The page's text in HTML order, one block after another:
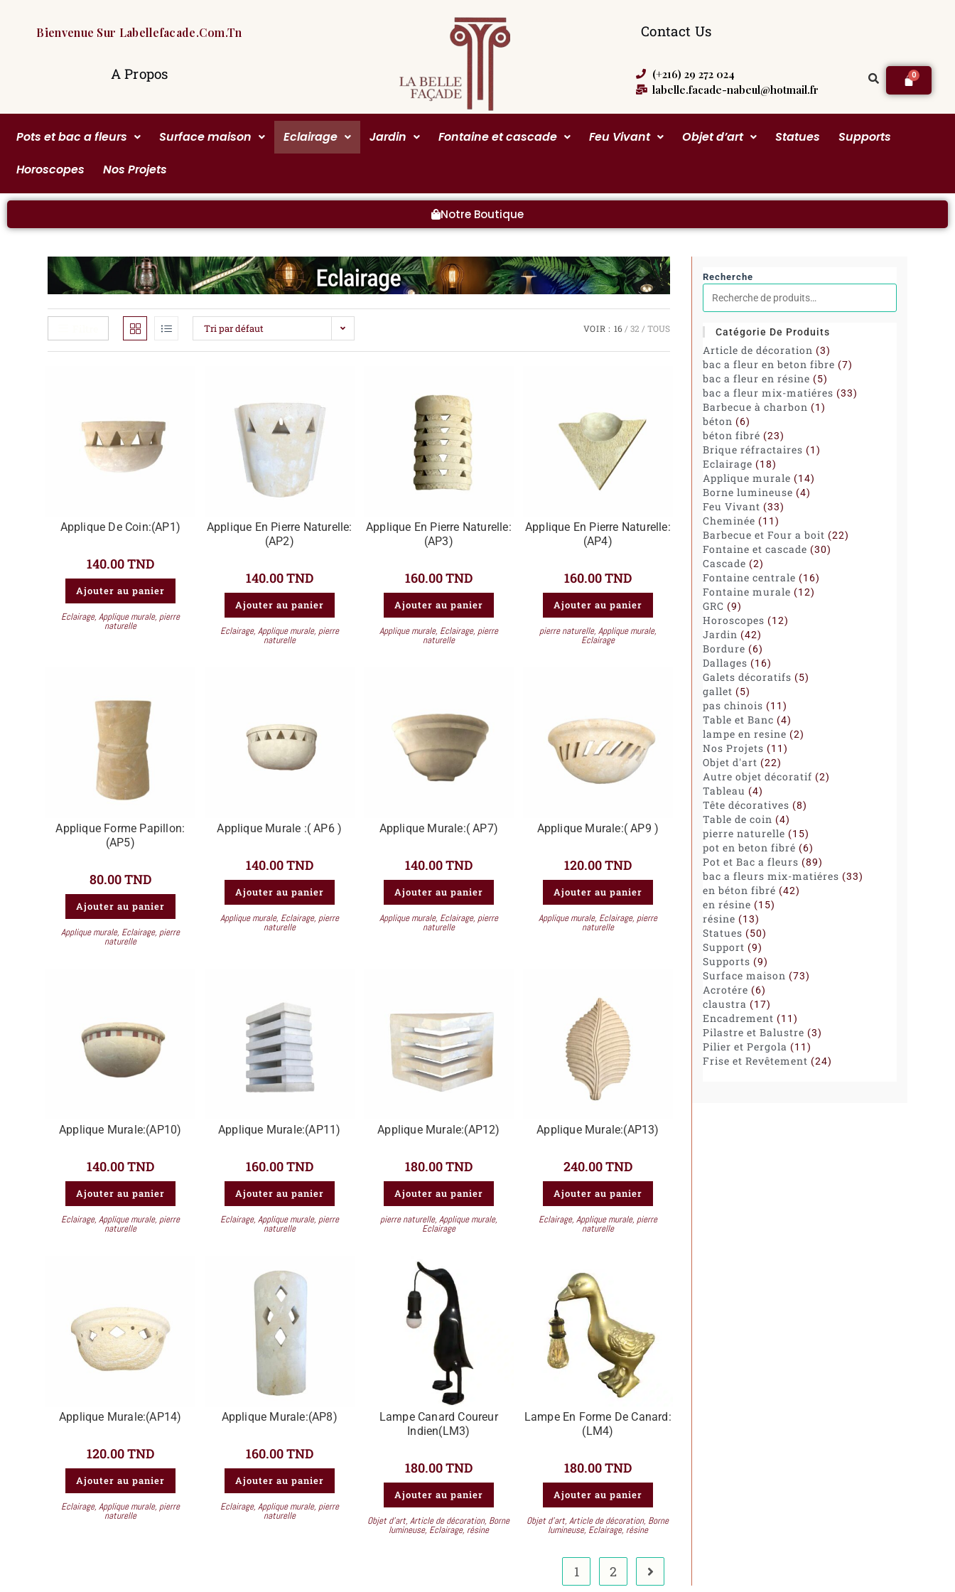
Bienvenue Sur Labellefacade.com.tn
A Propos
Contact Us
(+216) 29 272 024
labelle.facade-nabeul@hotmail.fr
Pots et bac a fleurs Surface maison Eclairage Jardin Fontaine et cascade Feu Vivant Objet d’art Statues
Supports
Horoscopes
Nos Projets
Notre Boutique
Tri par défaut VOIR : 16 32 TOUS
Applique De Coin:(AP1)
140.00TND
Ajouter au panier
Eclairage, Applique murale, pierre
naturelle
Applique En Pierre Naturelle:
(AP2)
140.00TND
Ajouter au panier
Eclairage, Applique murale, pierre
naturelle
Applique En Pierre Naturelle:
(AP3)
160.00TND
Ajouter au panier
Applique murale, Eclairage, pierre
naturelle
Applique En Pierre Naturelle:
(AP4)
160.00TND
Ajouter au panier
pierre naturelle, Applique murale,
Eclairage
Applique Forme Papillon:
(AP5)
80.00TND
Ajouter au panier
Applique murale, Eclairage, pierre
naturelle
Applique Murale :( AP6 )
140.00TND
Ajouter au panier
Applique murale, Eclairage, pierre
naturelle
Applique Murale:( AP7)
140.00TND
Ajouter au panier
Applique murale, Eclairage, pierre
naturelle
Applique Murale:( AP9 )
120.00TND
Ajouter au panier
Applique murale, Eclairage, pierre
naturelle
Applique Murale:(AP10)
140.00TND
Ajouter au panier
Eclairage, Applique murale, pierre
naturelle
Applique Murale:(AP11)
160.00TND
Ajouter au panier
Eclairage, Applique murale, pierre
naturelle
Applique Murale:(AP12)
180.00TND
Ajouter au panier
pierre naturelle, Applique murale,
Eclairage
Applique Murale:(AP13)
240.00TND
Ajouter au panier
Eclairage, Applique murale, pierre
naturelle
Applique Murale:(AP14)
120.00TND
Ajouter au panier
Eclairage, Applique murale, pierre
naturelle
Applique Murale:(AP8)
160.00TND
Ajouter au panier
Eclairage, Applique murale, pierre
naturelle
Lampe Canard Coureur
Indien(LM3)
180.00TND
Ajouter au panier
Objet d'art,Article de décoration, Borne
lumineuse, Eclairage, résine
Lampe En Forme De Canard:
(LM4)
180.00TND
Ajouter au panier
Objet d'art,Article de décoration, Borne
lumineuse, Eclairage, résine
1 2
Recherche
Catégorie De Produits
Article de décoration 3
bac a fleur en beton fibre 7
bac a fleur en résine 5
bac a fleur mix-matiéres 33
Barbecue à charbon 1
béton 6
béton fibré 23
Brique réfractaires 1
Eclairage 18
Applique murale 14
Borne lumineuse 4
Feu Vivant 33
Cheminée 11
Barbecue et Four a boit 22
Fontaine et cascade 30
Cascade 2
Fontaine centrale 16
Fontaine murale 12
GRC 9
Horoscopes 12
Jardin 42
Bordure 6
Dallages 16
Galets décoratifs 5
gallet 5
pas chinois 11
Table et Banc 4
lampe en resine 2
Nos Projets 11
Objet d'art 22
Autre objet décoratif 2
Tableau 4
Tête décoratives 8
Table de coin 4
pierre naturelle 15
pot en beton fibré 6
Pot et Bac a fleurs 89
bac a fleurs mix-matiéres 33
en béton fibré 42
en résine 15
résine 13
Statues 50
Support 9
Supports 9
Surface maison 73
Acrotére 6
claustra 17
Encadrement 11
Pilastre et Balustre 3
Pilier et Pergola 11
Frise et Revêtement 24